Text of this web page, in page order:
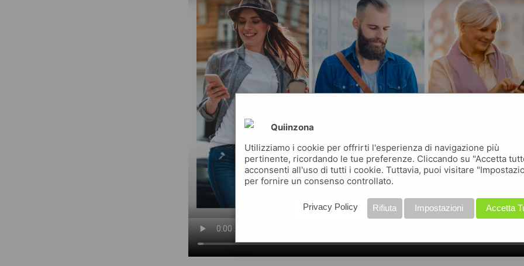
Quiinzona
Utilizziamo i cookie per offrirti l'esperienza di navigazione più
pertinente, ricordando le tue preferenze. Cliccando su "Accetta
acconsenti all'uso di tutti i cookie. Tuttavia, puoi visitare
per fornire un consenso controllato.
Accetta
Impostazioni
Rifiuta
Privacy Policy